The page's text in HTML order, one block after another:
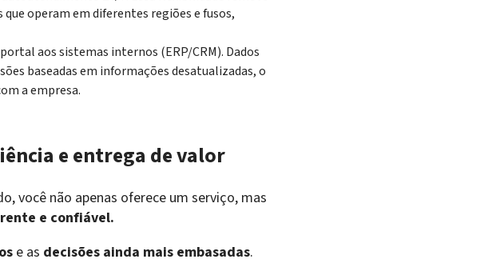
operam em diferentes regiões e fusos,
aos sistemas internos (ERP/CRM). Dados
baseadas em informações desatualizadas, o
a empresa.
e entrega de valor
você não apenas oferece um serviço, mas
e confiável.
e as decisões ainda mais embasadas.